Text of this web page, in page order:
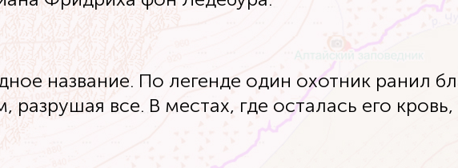
название. По легенде один охотник ранил
разрушая все. В местах, где осталась его